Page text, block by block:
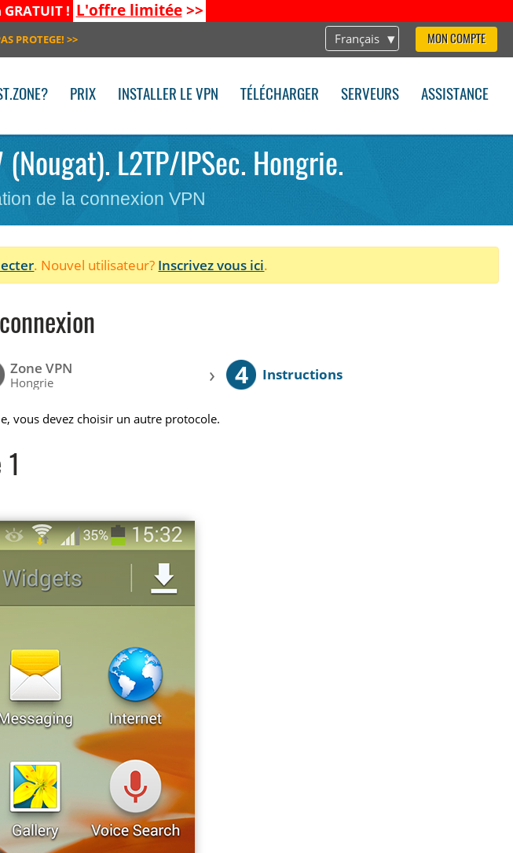
! L'offre limitée>>
Français MON COMPTE
PROTEGE! >>
PRIX INSTALLER LE VPN TÉLÉCHARGER SERVEURS ASSISTANCE
L2TP/IPSec. Hongrie.
de la connexion VPN
. Nouvel utilisateur? Inscrivez vous ici.
Zone VPN
Hongrie › 4 Instructions
vous devez choisir un autre protocole.